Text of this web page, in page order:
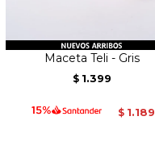
Maceta Teli - Gris
$ 1.399
$ 1.189